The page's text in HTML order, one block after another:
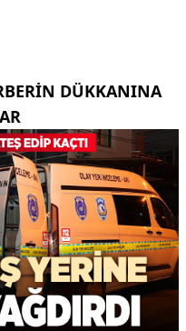
DÜKKANINA